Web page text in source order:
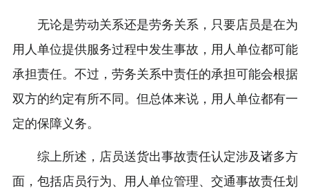
无论是劳动关系还是劳务关系，只要店员是在为
用人单位提供服务过程中发生事故，用人单位都可能
承担责任。不过，劳务关系中责任的承担可能会根据
双方的约定有所不同。但总体来说，用人单位都有一
定的保障义务。
综上所述，店员送货出事故责任认定涉及诸多方
面，包括店员行为、用人单位管理、交通事故责任划